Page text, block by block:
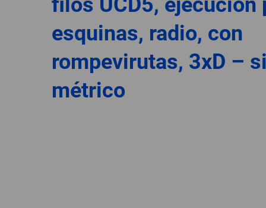
esquinas, radio, con
rompevirutas, 3xD –
métrico